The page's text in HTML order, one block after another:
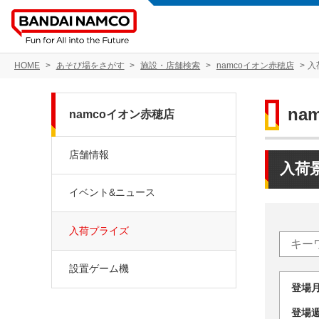
HOME あそび場をさがす 施設・店舗検索 namcoイオン赤穂店 入
入荷
登
登
namcoイオン赤穂店
店舗情報
イベント&ニュース
入荷プライズ
設置ゲーム機